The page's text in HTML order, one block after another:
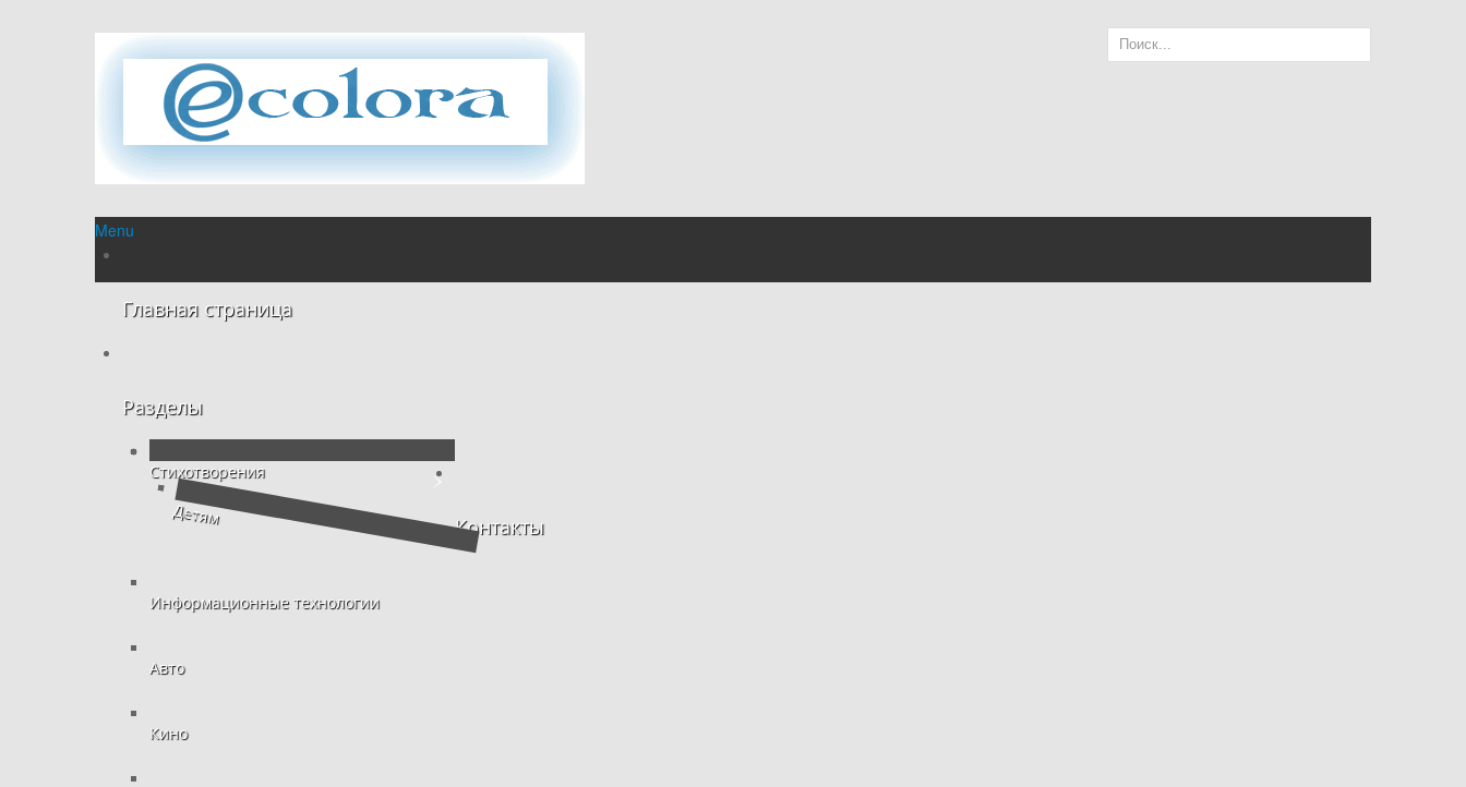
Menu
Главная страница
Разделы
Стихотворения
Детям
Информационные технологии
Авто
Кино
Контакты